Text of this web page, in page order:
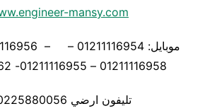
mansy.com
تليفون ارضي 0225880056